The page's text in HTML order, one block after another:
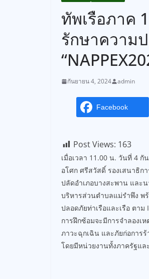
ทัพเรือภาค
รักษาความ
กันยายน 4, 2024 admin
Facebook
Post Views: 163
เมื่อเวลา 11.00 น. วันที่ 4
อโศก ศรีสวัสดิ์ รองเสนาธิก
ปลัดอำเภอบางสะพาน และ
บริหารส่วนตำบลแม่รำพึง พ
ปลอดภัยท่าเรือและเรือ ตาม
การฝึกซ้อมจะมีการจำลองเ
ภาวะฉุกเฉิน และภัยก่อการ
โดยมีหน่วยงานทั้งภาครัฐแล